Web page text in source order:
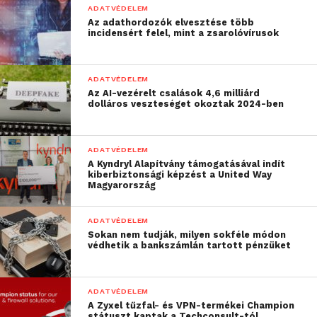
kibertámadásokkal kapcsolatos tudatosságukat is és
még több felelősséggel kell kezelniük digitális
világukat.
ADATVÉDELEM
Az adathordozók elvesztése több
incidensért felel, mint a zsarolóvírusok
ADATVÉDELEM
Az AI-vezérelt csalások 4,6 milliárd
dolláros veszteséget okoztak 2024-ben
ADATVÉDELEM
A Kyndryl Alapítvány támogatásával indít
kiberbiztonsági képzést a United Way
Magyarország
ADATVÉDELEM
Sokan nem tudják, milyen sokféle módon
védhetik a bankszámlán tartott pénzüket
ADATVÉDELEM
A Zyxel tűzfal- és VPN-termékei Champion